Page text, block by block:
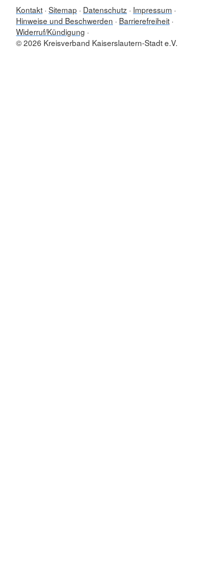
Kontakt Sitemap Datenschutz
Impressum
Hinweise und Beschwerden
Barrierefreiheit
Widerruf/Kündigung
© 2026 Kreisverband Kaiserslautern-Stadt e.V.